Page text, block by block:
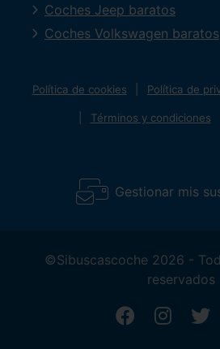
Coches Jeep baratos
Coches Volkswagen baratos
Política de cookies Política de
Términos y condiciones
Gestionar mis
©Sibuscascoche 2026 -
reservados